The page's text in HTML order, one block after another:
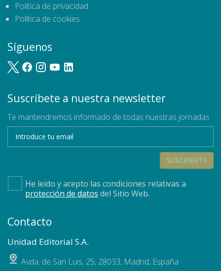
Política de privacidad
Política de cookies
Síguenos
Suscríbete a nuestra newsletter
Te mantendremos informado de todas nuestras jornadas
SUSCRÍBETE
He leído y acepto las condiciones relativas a
protección de datos del Sitio Web.
Contacto
Unidad Editorial S.A.
Avda. de San Luis, 25, 28033, Madrid, España